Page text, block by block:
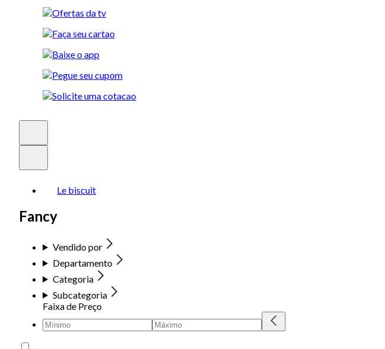
Le biscuit
Fancy
Vendido por
Departamento
Categoria
Subcategoria
Faixa de Preço